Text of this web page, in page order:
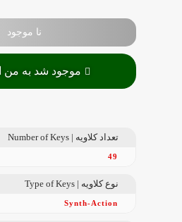
نا موجود
موجود شد به من
تعداد کلاویه | Number of Keys
49
نوع کلاویه | Type of Keys
Synth-Action